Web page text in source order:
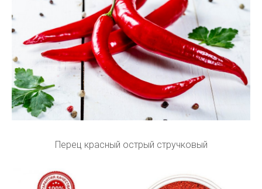
Перец красный острый стручковый